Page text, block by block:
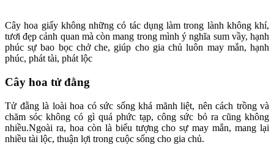
Cây hoa giấy không những có tác dụng làm trong lành không khí,
tươi đẹp cảnh quan mà còn mang trong mình ý nghĩa sum vầy, hạnh
phúc sự bao bọc chở che, giúp cho gia chủ luôn may mắn, hạnh
phúc, phát tài, phát lộc
Cây hoa tử đằng
Tử đằng là loài hoa có sức sống khá mãnh liệt, nên cách trồng và
chăm sóc không có gì quá phức tạp, công sức bỏ ra cũng không
nhiều.Ngoài ra, hoa còn là biểu tượng cho sự may mắn, mang lại
nhiều tài lộc, thuận lợi trong cuộc sống cho gia chủ.